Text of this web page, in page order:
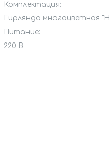
Комплектация:
Гирлянда многоцветная
Питание:
220 В